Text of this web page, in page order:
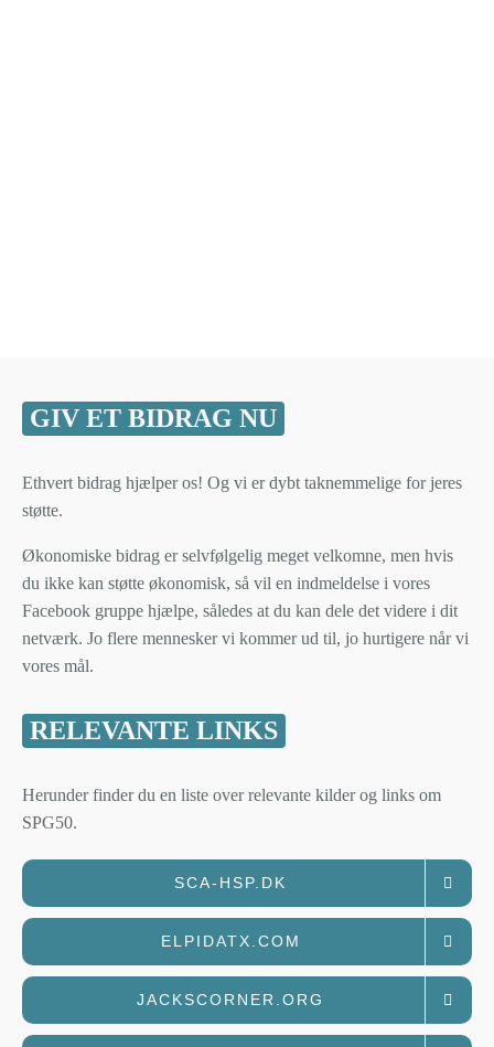
GIV ET BIDRAG NU
Ethvert bidrag hjælper os! Og vi er dybt taknemmelige for jeres
støtte.
Økonomiske bidrag er selvfølgelig meget velkomne, men hvis
du ikke kan støtte økonomisk, så vil en indmeldelse i vores
Facebook gruppe hjælpe, således at du kan dele det videre i dit
netværk. Jo flere mennesker vi kommer ud til, jo hurtigere når vi
vores mål.
RELEVANTE LINKS
Herunder finder du en liste over relevante kilder og links om
SPG50.
SCA-HSP.DK
ELPIDATX.COM
JACKSCORNER.ORG